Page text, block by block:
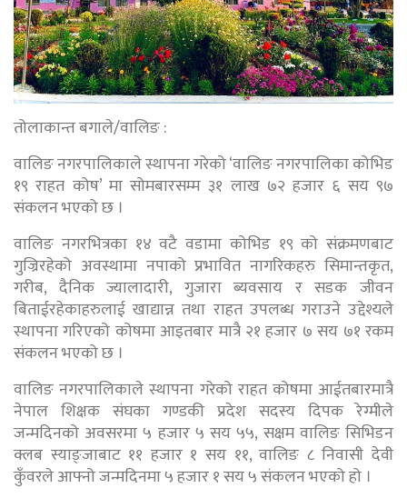
तोलाकान्त बगाले/वालिङ :
वालिङ नगरपालिकाले स्थापना गरेको ‘वालिङ नगरपालिका कोभिड
१९ राहत कोष’ मा सोमबारसम्म ३१ लाख ७२ हजार ६ सय ९७
संकलन भएको छ ।
वालिङ नगरभित्रका १४ वटै वडामा कोभिड १९ को संक्रमणबाट
गुज्रिरहेको अवस्थामा नपाको प्रभावित नागरिकहरु सिमान्तकृत,
गरीब, दैनिक ज्यालादारी, गुजारा ब्यवसाय र सडक जीवन
बिताईरहेकाहरुलाई खाद्यान्न तथा राहत उपलब्ध गराउने उद्देश्यले
स्थापना गरिएको कोषमा आइतबार मात्रै २१ हजार ७ सय ७१ रकम
संकलन भएको छ ।
वालिङ नगरपालिकाले स्थापना गरेको राहत कोषमा आईतबारमात्रै
नेपाल शिक्षक संघका गण्डकी प्रदेश सदस्य दिपक रेग्मीले
जन्मदिनको अवसरमा ५ हजार ५ सय ५५, सक्षम वालिङ सिभिडन
क्लब स्याङ्जाबाट ११ हजार १ सय ११, वालिङ ८ निवासी देवी
कुँवरले आफ्नो जन्मदिनमा ५ हजार १ सय ५ संकलन भएको हो ।